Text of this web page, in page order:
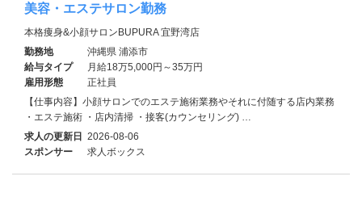
美容・エステサロン勤務
本格痩身&小顔サロンBUPURA 宜野湾店
勤務地
沖縄県 浦添市
給与タイプ
月給18万5,000円～35万円
雇用形態
正社員
【仕事内容】小顔サロンでのエステ施術業務やそれに付随する店内業務
・エステ施術 ・店内清掃 ・接客(カウンセリング) …
求人の更新日 2026-08-06
スポンサー
求人ボックス